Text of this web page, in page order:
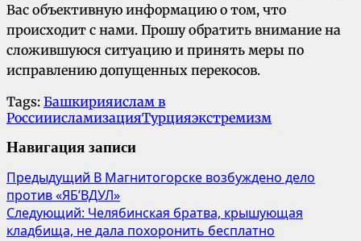
Вас объективную информацию о том, что
происходит с нами. Прошу обратить внимание на
сложившуюся ситуацию и принять меры по
исправлению допущенных перекосов.
Tags: Башкирияислам в
РоссииисламизацияТурцияэкстремизм
Навигация записи
Предыдущий В Магнитогорске возбуждено дело
против «ЯБ’ВДУЛ»
Следующий: Челябинская братва, крышующая
кладбища, не дала похоронить бесплатно